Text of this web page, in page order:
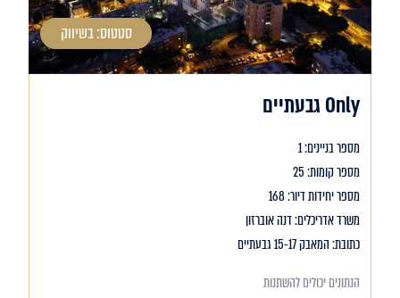
סטטוס: בשיווק
Only גבעתיים
מספר בניינים: 1
מספר קומות: 25
מספר יחידות דיור: 168
משרד אדריכלים: דנה אוברזון
כתובת: המאבק 15-17 גבעתיים
הנתונים יכולים להשתנות